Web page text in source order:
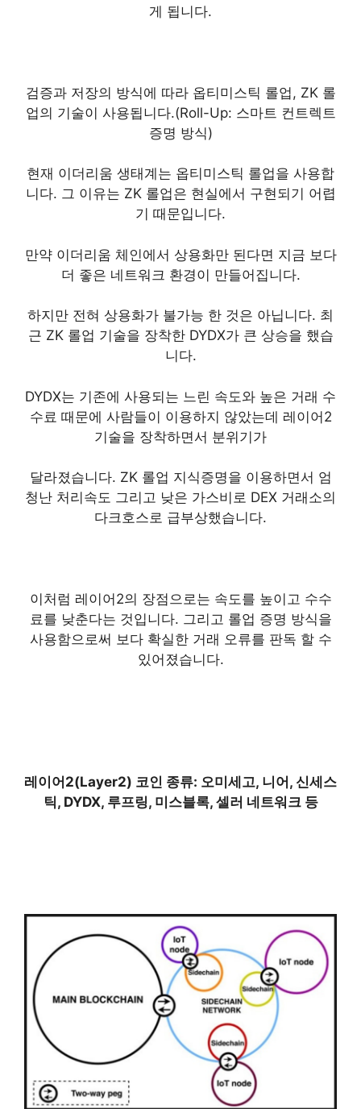
게 됩니다.
검증과 저장의 방식에 따라 옵티미스틱 롤업, ZK 롤
업의 기술이 사용됩니다.(Roll-Up: 스마트 컨트렉트
증명 방식)
현재 이더리움 생태계는 옵티미스틱 롤업을 사용합
니다. 그 이유는 ZK 롤업은 현실에서 구현되기 어렵
기 때문입니다.
만약 이더리움 체인에서 상용화만 된다면 지금 보다
더 좋은 네트워크 환경이 만들어집니다.
하지만 전혀 상용화가 불가능 한 것은 아닙니다. 최
근 ZK 롤업 기술을 장착한 DYDX가 큰 상승을 했습
니다.
DYDX는 기존에 사용되는 느린 속도와 높은 거래 수
수료 때문에 사람들이 이용하지 않았는데 레이어2
기술을 장착하면서 분위기가
달라졌습니다. ZK 롤업 지식증명을 이용하면서 엄
청난 처리속도 그리고 낮은 가스비로 DEX 거래소의
다크호스로 급부상했습니다.
이처럼 레이어2의 장점으로는 속도를 높이고 수수
료를 낮춘다는 것입니다. 그리고 롤업 증명 방식을
사용함으로써 보다 확실한 거래 오류를 판독 할 수
있어졌습니다.
레이어2(Layer2) 코인 종류: 오미세고, 니어, 신세스
틱, DYDX, 루프링, 미스블록, 셀러 네트워크 등